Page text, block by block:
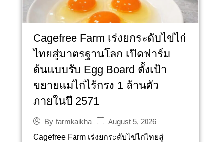
Cagefree Farm เร่งยกระดับไข่ไก่
ไทยสู่มาตรฐานโลก เปิดฟาร์ม
ต้นแบบรับ Egg Board ตั้งเป้า
ขยายแม่ไก่ไร้กรง 1 ล้านตัว
ภายในปี 2571
By farmkaikha
August 5, 2026
Cagefree Farm เร่งยกระดับไข่ไก่ไทยสู่